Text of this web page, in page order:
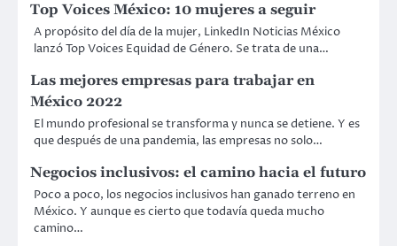
Top Voices México: 10 mujeres a seguir
A propósito del día de la mujer, LinkedIn Noticias México
lanzó Top Voices Equidad de Género. Se trata de una…
Las mejores empresas para trabajar en
México 2022
El mundo profesional se transforma y nunca se detiene. Y es
que después de una pandemia, las empresas no solo…
Negocios inclusivos: el camino hacia el futuro
Poco a poco, los negocios inclusivos han ganado terreno en
México. Y aunque es cierto que todavía queda mucho
camino…